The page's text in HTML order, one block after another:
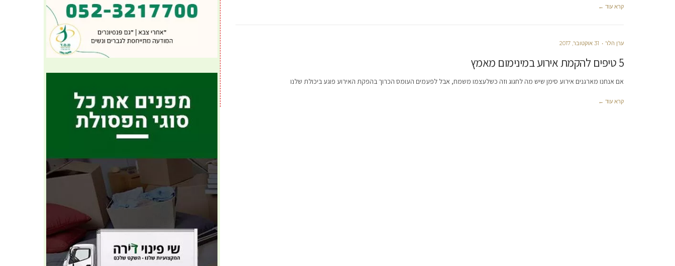
קרא עוד ←
ערן הלר 31 אוקטובר, 2017
5 טיפים להקמת אירוע במינימום מאמץ
אם אנחנו מארגנים אירוע סימן שיש מה לחגוג וזה כשלעצמו משמח, אבל לפעמים העומס הכרוך בהפקת האירוע פוגע ביכולת שלנו
קרא עוד ←